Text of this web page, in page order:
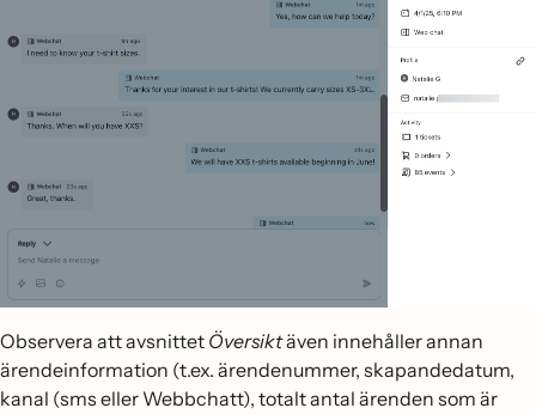
Observera att avsnittet Översiktäven innehåller annan
ärendeinformation (t.ex. ärendenummer, skapandedatum,
kanal (sms eller Webbchatt), totalt antal ärenden som är